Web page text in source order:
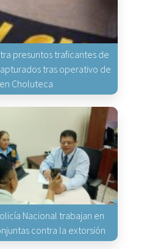
presuntos traficantes de
tras operativo de
Choluteca
Nacional trabajan en
contra la extorsión